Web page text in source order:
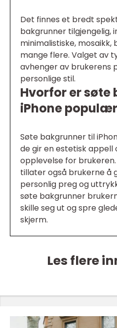
Det finnes et bredt
bakgrunner tilgjengelig,
minimalistiske, mosaikk,
mange flere. Valget av
avhenger av brukerens
personlige stil.
Hvorfor er søte
iPhone
Søte bakgrunner til
de gir en estetisk appell
opplevelse for
tillater også brukerne å
personlig preg og
søte bakgrunner
skille seg ut og spre
skjerm.
Les flere